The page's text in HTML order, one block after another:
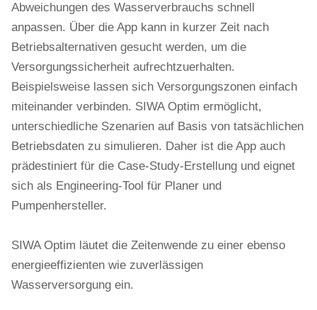
Abweichungen des Wasserverbrauchs schnell
anpassen. Über die App kann in kurzer Zeit nach
Betriebsalternativen gesucht werden, um die
Versorgungssicherheit aufrechtzuerhalten.
Beispielsweise lassen sich Versorgungszonen einfach
miteinander verbinden. SIWA Optim ermöglicht,
unterschiedliche Szenarien auf Basis von tatsächlichen
Betriebsdaten zu simulieren. Daher ist die App auch
prädestiniert für die Case-Study-Erstellung und eignet
sich als Engineering-Tool für Planer und
Pumpenhersteller.
SIWA Optim läutet die Zeitenwende zu einer ebenso
energieeffizienten wie zuverlässigen
Wasserversorgung ein.